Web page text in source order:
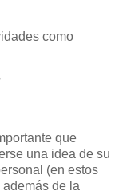
como
que
una idea de su
(en estos
de la